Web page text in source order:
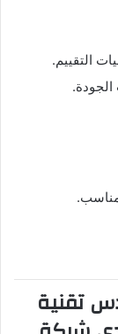
التقييم.
الجودة.
مناسب.
مهندس تقنية